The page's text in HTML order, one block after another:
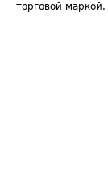
торговой маркой.